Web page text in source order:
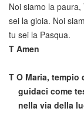
Noi siamo la
sei la gioia. Noi
tu sei la Pasqua.
T Amen
T O Maria, tempio
guidaci come
nella via della